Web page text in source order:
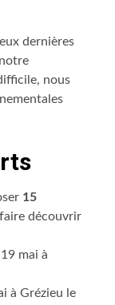
dernières
nous
15
découvrir
mai à
à Grézieu le